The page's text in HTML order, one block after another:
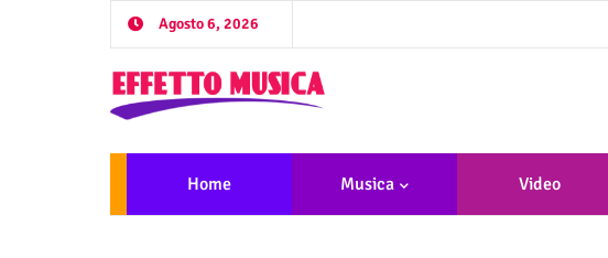
Agosto 6, 2026
Home Musica Video